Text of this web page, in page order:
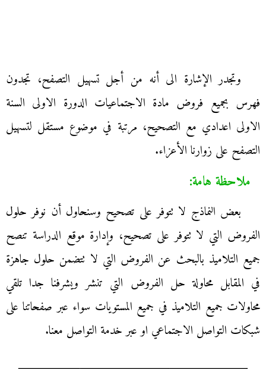
وتجدر الإشارة الى أنه من أجل تسهيل التصفح، تجدون
فهرس بجميع فروض مادة الاجتماعيات الدورة الاولى السنة
الاولى اعدادي مع التصحيح، مرتبة في موضوع مستقل لتسهيل
التصفح على زوارنا الأعزاء.
ملاحظة هامة:
بعض النماذج لا تتوفر على تصحيح وسنحاول أن نوفر حلول
الفروض التي لا تتوفر على تصحيح، وإدارة موقع الدراسة تنصح
جميع التلاميذ بالبحث عن الفروض التي لا تتضمن حلول جاهزة
في المقابل محاولة حل الفروض التي تنشر ويشرفنا جدا تلقي
محاولات جميع التلاميذ في جميع المستويات سواء عبر صفحاتنا على
شبكات التواصل الاجتماعي او عبر خدمة التواصل معنا.